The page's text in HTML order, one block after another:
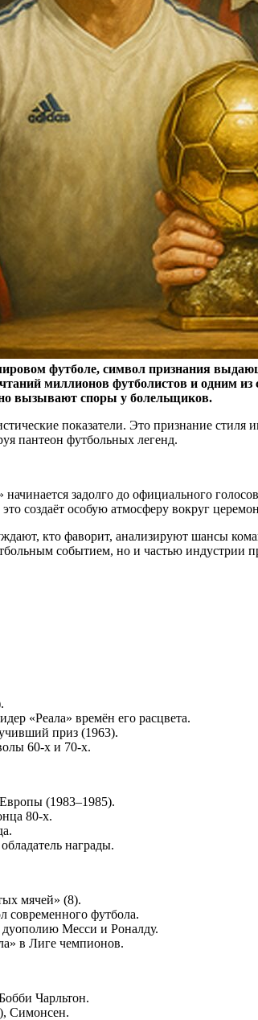
футболе, символ признания
миллионов футболистов и
вызывают споры у болельщиков.
показатели. Это признание
пантеон футбольных легенд.
задолго до официального
создаёт особую атмосферу вокруг
кто фаворит, анализируют шансы
событием, но и частью индустрии
«Реала» времён его расцвета.
приз (1963).
60-х и 70-х.
(1983–1985).
80-х.
награды.
мячей» (8).
современного футбола.
Месси и Роналду.
в Лиге чемпионов.
Чарльтон.
Симонсен.